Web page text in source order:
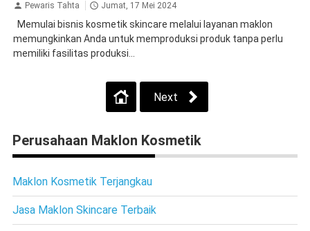
Pewaris Tahta Jumat, 17 Mei 2024
Memulai bisnis kosmetik skincare melalui layanan maklon
memungkinkan Anda untuk memproduksi produk tanpa perlu
memiliki fasilitas produksi...
Next
Perusahaan Maklon Kosmetik
Maklon Kosmetik Terjangkau
Jasa Maklon Skincare Terbaik